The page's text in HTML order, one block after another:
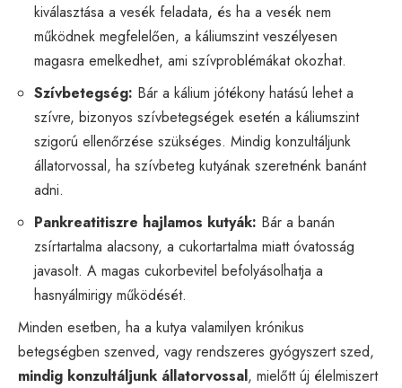
kiválasztása a vesék feladata, és ha a vesék nem
működnek megfelelően, a káliumszint veszélyesen
magasra emelkedhet, ami szívproblémákat okozhat.
Szívbetegség: Bár a kálium jótékony hatású lehet a
szívre, bizonyos szívbetegségek esetén a káliumszint
szigorú ellenőrzése szükséges. Mindig konzultáljunk
állatorvossal, ha szívbeteg kutyának szeretnénk banánt
adni.
Pankreatitiszre hajlamos kutyák: Bár a banán
zsírtartalma alacsony, a cukortartalma miatt óvatosság
javasolt. A magas cukorbevitel befolyásolhatja a
hasnyálmirigy működését.
Minden esetben, ha a kutya valamilyen krónikus
betegségben szenved, vagy rendszeres gyógyszert szed,
mindig konzultáljunk állatorvossal, mielőtt új élelmiszert